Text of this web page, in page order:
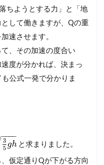
ちようとする力」と「地
して働きますが、Qの重
速させます。
、その加速の度合い
度が分かれば、決まっ
公式一発で分かりま
3
5 gh
− −
−−
と求まりました。
仮定通りQが下がる方向